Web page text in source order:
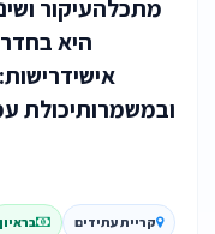
מתכלהעיקור
היא
ובמשמרותיכולת
קריית עתידים בראיון